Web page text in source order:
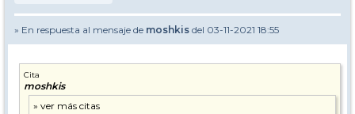
» En respuesta al mensaje de moshkis del 03-11-2021 18:55
Cita
moshkis